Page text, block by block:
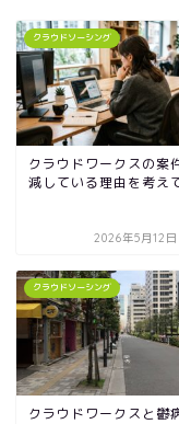
クラウドソーシング
クラウドワークスの案
減している理由を考え
2026年5月12
クラウドソーシング
クラウドワークスと鬱